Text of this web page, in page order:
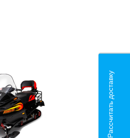
Рассчитать доставку